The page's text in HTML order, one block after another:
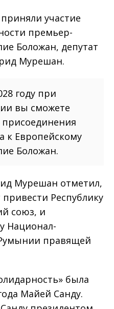
участие
премьер-
Боложан, депутат
Мурешан.
году при
вы сможете
к Европейскому
Боложан.
Мурешан отметил,
Республику
союз, и
Национал-
правящей
была
Майей Санду.